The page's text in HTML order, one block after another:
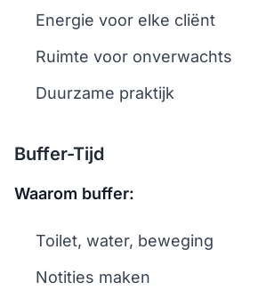
Energie voor elke cliënt
Ruimte voor onverwachts
Duurzame praktijk
Buffer-Tijd
Waarom buffer:
Toilet, water, beweging
Notities maken